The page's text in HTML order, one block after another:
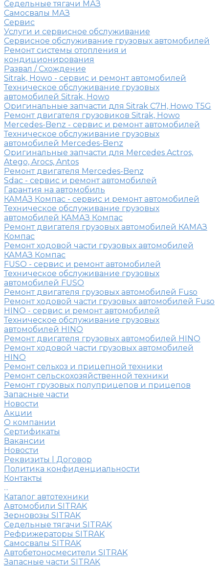
Седельные тягачи МАЗ
Самосвалы МАЗ
Сервис
Услуги и сервисное обслуживание
Сервисное обслуживание грузовых автомобилей
Ремонт системы отопления и
кондиционирования
Развал / Схождение
Sitrak, Howo - сервис и ремонт автомобилей
Техническое обслуживание грузовых
автомобилей Sitrak, Howo
Оригинальные запчасти для Sitrak C7H, Howo T5G
Ремонт двигателя грузовиков Sitrak, Howo
Mercedes-Benz - сервис и ремонт автомобилей
Техническое обслуживание грузовых
автомобилей Mercedes-Benz
Оригинальные запчасти для Mercedes Actros,
Atego, Arocs, Antos
Ремонт двигателя Mercedes-Benz
Sdac - сервис и ремонт автомобилей
Гарантия на автомобиль
КАМАЗ Компас - сервис и ремонт автомобилей
Техническое обслуживание грузовых
автомобилей КАМАЗ Компас
Ремонт двигателя грузовых автомобилей КАМАЗ
Компас
Ремонт ходовой части грузовых автомобилей
КАМАЗ Компас
FUSO - сервис и ремонт автомобилей
Техническое обслуживание грузовых
автомобилей FUSO
Ремонт двигателя грузовых автомобилей Fuso
Ремонт ходовой части грузовых автомобилей Fuso
HINO - сервис и ремонт автомобилей
Техническое обслуживание грузовых
автомобилей HINO
Ремонт двигателя грузовых автомобилей HINO
Ремонт ходовой части грузовых автомобилей
HINO
Ремонт сельхоз и прицепной техники
Ремонт сельскохозяйственной техники
Ремонт грузовых полуприцепов и прицепов
Запасные части
Новости
Акции
О компании
Сертификаты
Вакансии
Новости
Реквизиты | Договор
Политика конфиденциальности
Контакты
...
Каталог автотехники
Автомобили SITRAK
Зерновозы SITRAK
Седельные тягачи SITRAK
Рефрижераторы SITRAK
Самосвалы SITRAK
Автобетоносмесители SITRAK
Запасные части SITRAK